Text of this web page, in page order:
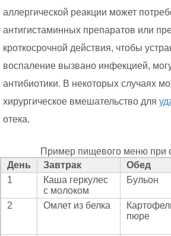
аллергической реакции может
антигистаминных препаратов или
кроткосрочной действия, чтобы
воспаление вызвано инфекцией,
антибиотики. В некоторых случаях
хирургическое вмешательство для
отека.
Пример пищевого меню при
День
Завтрак Обед
1
Каша геркулес
с молоком
Бульон
2
Омлет из белка
пюре